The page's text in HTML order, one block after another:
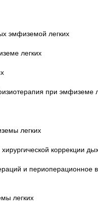
эмфиземой легких
легких
при эмфиземе
легких
коррекции
и периоперационное
легких